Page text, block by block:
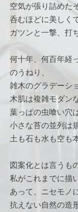
空気が張り詰めた
呑むほどに美しく
ガツンと一撃、打
何十年、何百年経
のうねり、
雑木のグラデーシ
木肌は複雑モダン
葉っぱの虫喰い穴
小さな苔の並列は
土も石も水も空も
図案化とは言うも
私がこれまでに描
あって、ニセモノ
抗えない自然の造